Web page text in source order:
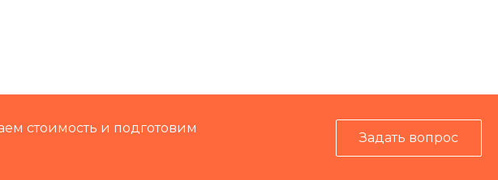
Группа Электрика
стоимость и подготовим
Задать вопрос